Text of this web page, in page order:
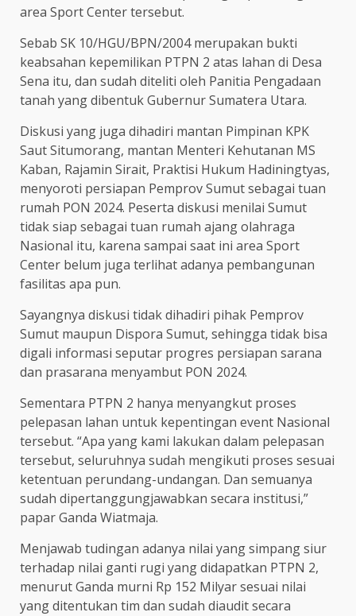
area Sport Center tersebut.
Sebab SK 10/HGU/BPN/2004 merupakan bukti
keabsahan kepemilikan PTPN 2 atas lahan di Desa
Sena itu, dan sudah diteliti oleh Panitia Pengadaan
tanah yang dibentuk Gubernur Sumatera Utara.
Diskusi yang juga dihadiri mantan Pimpinan KPK
Saut Situmorang, mantan Menteri Kehutanan MS
Kaban, Rajamin Sirait, Praktisi Hukum Hadiningtyas,
menyoroti persiapan Pemprov Sumut sebagai tuan
rumah PON 2024. Peserta diskusi menilai Sumut
tidak siap sebagai tuan rumah ajang olahraga
Nasional itu, karena sampai saat ini area Sport
Center belum juga terlihat adanya pembangunan
fasilitas apa pun.
Sayangnya diskusi tidak dihadiri pihak Pemprov
Sumut maupun Dispora Sumut, sehingga tidak bisa
digali informasi seputar progres persiapan sarana
dan prasarana menyambut PON 2024.
Sementara PTPN 2 hanya menyangkut proses
pelepasan lahan untuk kepentingan event Nasional
tersebut. “Apa yang kami lakukan dalam pelepasan
tersebut, seluruhnya sudah mengikuti proses sesuai
ketentuan perundang-undangan. Dan semuanya
sudah dipertanggungjawabkan secara institusi,”
papar Ganda Wiatmaja.
Menjawab tudingan adanya nilai yang simpang siur
terhadap nilai ganti rugi yang didapatkan PTPN 2,
menurut Ganda murni Rp 152 Milyar sesuai nilai
yang ditentukan tim dan sudah diaudit secara